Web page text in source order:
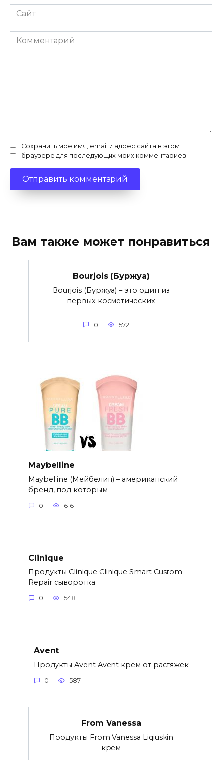
Сайт
Комментарий
Сохранить моё имя, email и адрес сайта в этом
браузере для последующих моих комментариев.
Вам также может понравиться
Bourjois (Буржуа)
Bourjois (Буржуа) – это один из
первых косметических
0 572
Maybelline
Maybelline (Мейбелин) – американский
бренд, под которым
0 616
Clinique
Продукты Clinique Clinique Smart Custom-
Repair сыворотка
0 548
Avent
Продукты Avent Avent крем от растяжек
0 587
From Vanessa
Продукты From Vanessa Liqiuskin
крем